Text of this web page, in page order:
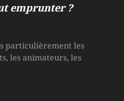
emprunter ?
particulièrement les
les animateurs, les